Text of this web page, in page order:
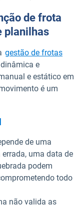
de frota
planilhas
gestão de frotas
e
e estático em
é um
de uma
uma data de
podem
todo
não valida as